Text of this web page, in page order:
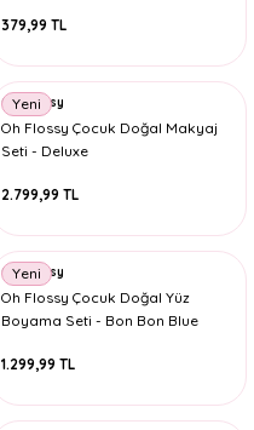
379,99 TL
Yeni
Oh Flossy
Oh Flossy Çocuk Doğal Makyaj
Seti - Deluxe
2.799,99 TL
Yeni
Oh Flossy
Oh Flossy Çocuk Doğal Yüz
Boyama Seti - Bon Bon Blue
1.299,99 TL